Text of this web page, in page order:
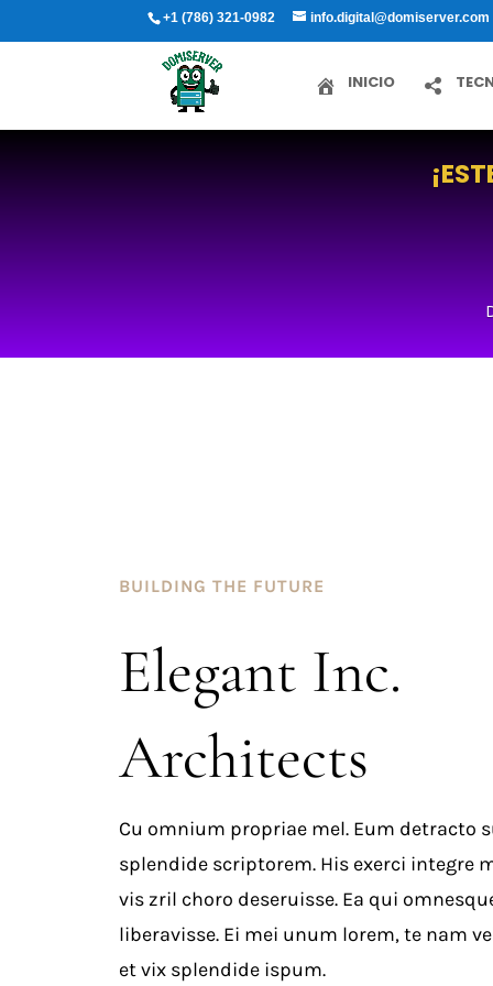
+1 (786) 321-0982 info.digital@domiserver.com
INICIO
BUILDING THE FUTURE
Elegant Inc.
Architects
Cu omnium propriae mel. Eum detracto
splendide scriptorem. His exerci integre
vis zril choro deseruisse. Ea qui
liberavisse. Ei mei unum lorem, te nam
et vix splendide ispum.